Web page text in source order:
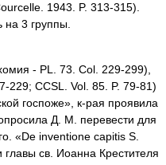
1943. P. 313-315).
3 группы.
- PL. 73. Col. 229-299),
229; CCSL. Vol. 85. P. 79-81)
госпоже», к-рая проявила
Д. М. перевести для
«De inventione capitis S.
св. Иоанна Крестителя